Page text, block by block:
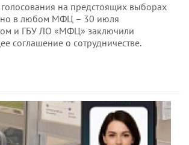
на предстоящих выборах
в любом МФЦ – 30 июля
и ГБУ ЛО «МФЦ» заключили
соглашение о сотрудничестве.